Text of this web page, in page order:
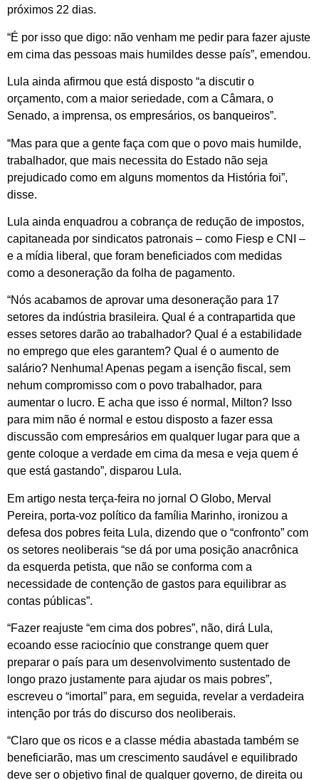
próximos 22 dias.
“É por isso que digo: não venham me pedir para fazer ajuste
em cima das pessoas mais humildes desse país”, emendou.
Lula ainda afirmou que está disposto “a discutir o
orçamento, com a maior seriedade, com a Câmara, o
Senado, a imprensa, os empresários, os banqueiros”.
“Mas para que a gente faça com que o povo mais humilde,
trabalhador, que mais necessita do Estado não seja
prejudicado como em alguns momentos da História foi”,
disse.
Lula ainda enquadrou a cobrança de redução de impostos,
capitaneada por sindicatos patronais – como Fiesp e CNI –
e a mídia liberal, que foram beneficiados com medidas
como a desoneração da folha de pagamento.
“Nós acabamos de aprovar uma desoneração para 17
setores da indústria brasileira. Qual é a contrapartida que
esses setores darão ao trabalhador? Qual é a estabilidade
no emprego que eles garantem? Qual é o aumento de
salário? Nenhuma! Apenas pegam a isenção fiscal, sem
nehum compromisso com o povo trabalhador, para
aumentar o lucro. E acha que isso é normal, Milton? Isso
para mim não é normal e estou disposto a fazer essa
discussão com empresários em qualquer lugar para que a
gente coloque a verdade em cima da mesa e veja quem é
que está gastando”, disparou Lula.
Em artigo nesta terça-feira no jornal O Globo, Merval
Pereira, porta-voz político da família Marinho, ironizou a
defesa dos pobres feita Lula, dizendo que o “confronto” com
os setores neoliberais “se dá por uma posição anacrônica
da esquerda petista, que não se conforma com a
necessidade de contenção de gastos para equilibrar as
contas públicas”.
“Fazer reajuste “em cima dos pobres”, não, dirá Lula,
ecoando esse raciocínio que constrange quem quer
preparar o país para um desenvolvimento sustentado de
longo prazo justamente para ajudar os mais pobres”,
escreveu o “imortal” para, em seguida, revelar a verdadeira
intenção por trás do discurso dos neoliberais.
“Claro que os ricos e a classe média abastada também se
beneficiarão, mas um crescimento saudável e equilibrado
deve ser o objetivo final de qualquer governo, de direita ou